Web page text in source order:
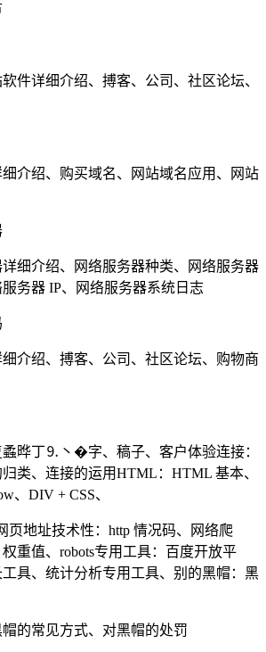
详细介绍、搏客、公司、社区论坛、
绍、购买域名、网站域名应用、网站
介绍、网络服务器种类、网络服务器
务器 IP、网络服务器系统日志
绍、搏客、公司、社区论坛、购物商
丁⒐丶�字、稿子、客户体验连接：
类、连接的运用HTML：HTML 基本、
、DIV + CSS、
地址技术性：http 情况码、网络爬
重值、robots专用工具：百度开放平
具、统计分析专用工具、别的黑帽：黑
常见方式、对黑帽的处罚